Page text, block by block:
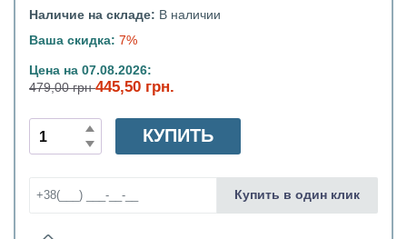
Наличие на складе: В наличии
Ваша скидка: 7%
Цена на 07.08.2026:
479,00 грн445,50 грн.
КУПИТЬ
Купить в один клик